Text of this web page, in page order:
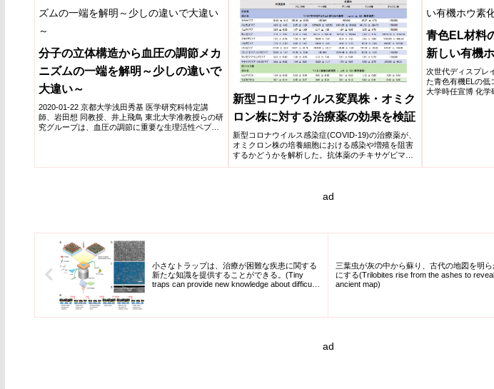
分子の立体構造から血圧の調節メカ
ニズムの一端を解明～少しの違いで
大違い～
2020-01-22 京都大学浅田秀基 医学研究科特定講
師、岩田想 同教授、井上飛鳥 東北大学准教授らの研
究グループは、血圧の調節に重要な生理活性ペプチ
新型コロナウイルス変異株・オミク
ロン株に対する治療薬の効果を検証
新型コロナウイルス感染症(COVID-19)の治療薬が、
オミクロン株の培養細胞における感染や増殖を阻害
するかどうかを解析した。抗体薬のチキサゲビマ
増殖を抑制することが示された。
青色EL材料
新しい有機
次世代ディスプレ
た青色有機ELの
大学時任宣博 化学
ad
小さなトラップは、治療が困難な疾患に関する
新たな知識を提供することができる。(Tiny
traps can provide new knowledge about difficult-
三葉虫が灰の中から蘇り、古代の地図を明ら
にする(Trilobites rise from the ashes to reveal
ancient map)
ad